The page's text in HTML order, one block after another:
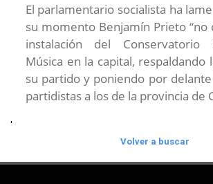
El parlamentario socialista ha
su momento Benjamín Prieto “no
instalación del Conservatorio
Música en la capital, respaldando
su partido y poniendo por
partidistas a los de la provincia de
'
Volver a buscar